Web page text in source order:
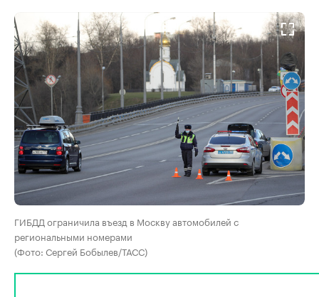
ГИБДД ограничила въезд в Москву автомобилей с
региональными номерами
(Фото: Сергей Бобылев/ТАСС)